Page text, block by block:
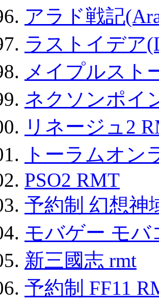
アラド戦記
ラストイデア
メイプルスト
ネクソンポイ
リネージュ2
トーラムオン
PSO2 RMT
予約制 幻想神
モバゲー モバ
新三國志 rmt
予約制 FF11